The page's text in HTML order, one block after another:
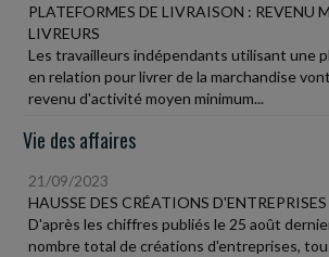
PLATEFORMES DE LIVRAISON : REVENU
LIVREURS
Les travailleurs indépendants utilisant une
en relation pour livrer de la marchandise
revenu d'activité moyen minimum...
Vie des affaires
21/09/2023
HAUSSE DES CRÉATIONS
D'après les chiffres publiés le 25 août
nombre total de créations d'entreprises,